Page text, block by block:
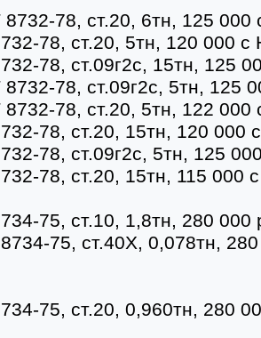
78, ст.20, 6тн, 125
78, ст.20, 5тн, 120 000
78, ст.09г2с, 15тн, 125
78, ст.09г2с, 5тн, 125
78, ст.20, 5тн, 122
78, ст.20, 15тн, 120 000
78, ст.09г2с, 5тн, 125
78, ст.20, 15тн, 115 000
75, ст.10, 1,8тн, 280
75, ст.40Х, 0,078тн,
75, ст.20, 0,960тн, 280